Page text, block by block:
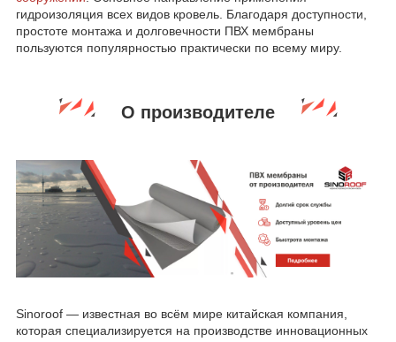
гидроизоляция всех видов кровель. Благодаря доступности,
простоте монтажа и долговечности ПВХ мембраны
пользуются популярностью практически по всему миру.
О производителе
Sinoroof — известная во всём мире китайская компания,
которая специализируется на производстве инновационных